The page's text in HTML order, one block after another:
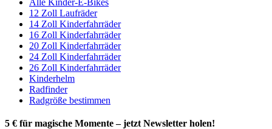
12 Zoll Laufräder
14 Zoll Kinderfahrräder
16 Zoll Kinderfahrräder
20 Zoll Kinderfahrräder
24 Zoll Kinderfahrräder
26 Zoll Kinderfahrräder
Kinderhelm
Radfinder
Radgröße bestimmen
5 € für magische Momente – jetzt Newsletter holen!